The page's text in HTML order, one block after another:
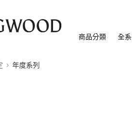
商品分類 全
年度系列